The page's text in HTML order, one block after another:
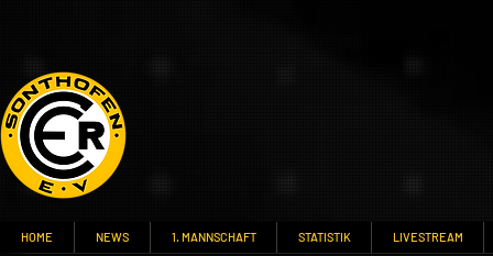
HOME NEWS 1. MANNSCHAFT STATISTIK LIVESTREAM